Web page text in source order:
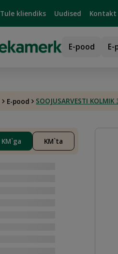
Tule kliendiks Uudised Kontakt
E-pood E-
E-pood SOOJUSARVESTI KOLMIK
KM`ga KM`ta